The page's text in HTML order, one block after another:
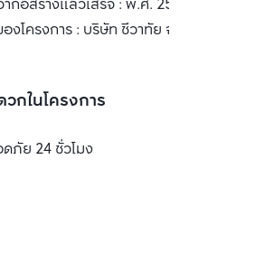
อสร้างแล้วเสร็จ : พ.ศ. 2556 ราคาเริ่ม
งโครงการ : บริษัท ชีวาทัย จำกัด
กในโครงการ
ภัย 24 ชั่วโมง